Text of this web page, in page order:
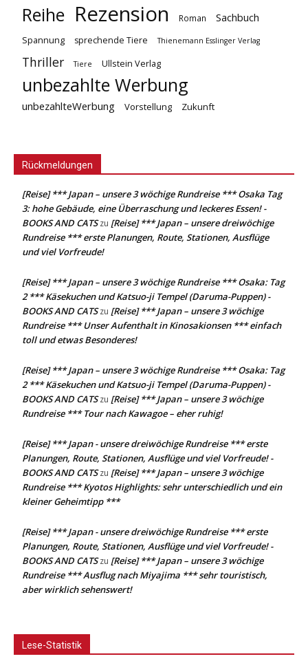
Reihe Rezension Roman Sachbuch
Spannung sprechende Tiere Thienemann Esslinger Verlag
Thriller Tiere Ullstein Verlag
unbezahlte Werbung
unbezahlteWerbung Vorstellung Zukunft
Rückmeldungen
[Reise] *** Japan – unsere 3 wöchige Rundreise *** Osaka Tag
3: hohe Gebäude, eine Überraschung und leckeres Essen! -
BOOKS AND CATSzu [Reise] *** Japan – unsere dreiwöchige
Rundreise *** erste Planungen, Route, Stationen, Ausflüge
und viel Vorfreude!
[Reise] *** Japan – unsere 3 wöchige Rundreise *** Osaka: Tag
2 *** Käsekuchen und Katsuo-ji Tempel (Daruma-Puppen) -
BOOKS AND CATSzu [Reise] *** Japan – unsere 3 wöchige
Rundreise *** Unser Aufenthalt in Kinosakionsen *** einfach
toll und etwas Besonderes!
[Reise] *** Japan – unsere 3 wöchige Rundreise *** Osaka: Tag
2 *** Käsekuchen und Katsuo-ji Tempel (Daruma-Puppen) -
BOOKS AND CATSzu [Reise] *** Japan – unsere 3 wöchige
Rundreise *** Tour nach Kawagoe – eher ruhig!
[Reise] *** Japan - unsere dreiwöchige Rundreise *** erste
Planungen, Route, Stationen, Ausflüge und viel Vorfreude! -
BOOKS AND CATSzu [Reise] *** Japan – unsere 3 wöchige
Rundreise *** Kyotos Highlights: sehr unterschiedlich und ein
kleiner Geheimtipp ***
[Reise] *** Japan - unsere dreiwöchige Rundreise *** erste
Planungen, Route, Stationen, Ausflüge und viel Vorfreude! -
BOOKS AND CATSzu [Reise] *** Japan – unsere 3 wöchige
Rundreise *** Ausflug nach Miyajima *** sehr touristisch,
aber wirklich sehenswert!
Lese-Statistik